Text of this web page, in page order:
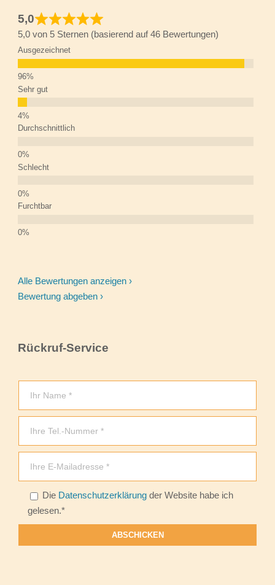
5,0
5,0 von 5 Sternen (basierend auf 46 Bewertungen)
Ausgezeichnet
Sehr gut
Durchschnittlich
Schlecht
Furchtbar
Alle Bewertungen anzeigen ›
Bewertung abgeben ›
Rückruf-Service
Bitte lasse dieses Feld leer.
Die Datenschutzerklärung der Website habe ich
gelesen.*